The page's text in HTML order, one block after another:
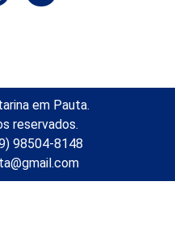
em Pauta.
reservados.
98504-8148